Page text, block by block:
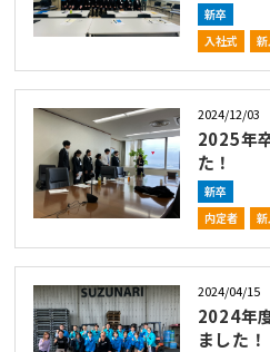
新卒
入社式
新
2024/12/03
2025年
た！
新卒
内定者
新
2024/04/15
2024年
ました！